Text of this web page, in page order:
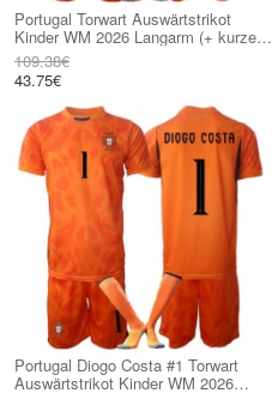
Portugal Torwart Auswärtstrikot
Kinder WM 2026 Langarm (+ kurze
hosen)
109.38€
43.75€
Portugal Diogo Costa #1 Torwart
Auswärtstrikot Kinder WM 2026